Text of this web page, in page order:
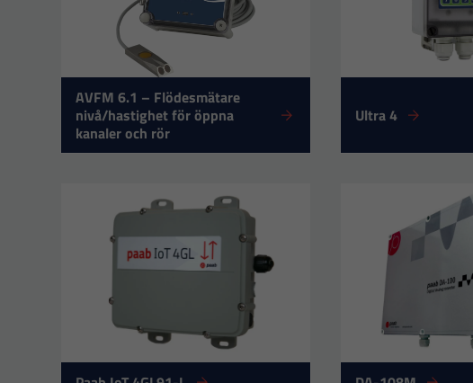
AVFM 6.1 – Flödesmätare
nivå/hastighet för öppna
kanaler och rör
Ultra 4